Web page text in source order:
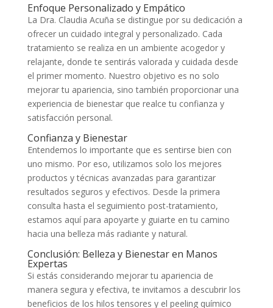
Enfoque Personalizado y Empático
La Dra. Claudia Acuña se distingue por su dedicación a
ofrecer un cuidado integral y personalizado. Cada
tratamiento se realiza en un ambiente acogedor y
relajante, donde te sentirás valorada y cuidada desde
el primer momento. Nuestro objetivo es no solo
mejorar tu apariencia, sino también proporcionar una
experiencia de bienestar que realce tu confianza y
satisfacción personal.
Confianza y Bienestar
Entendemos lo importante que es sentirse bien con
uno mismo. Por eso, utilizamos solo los mejores
productos y técnicas avanzadas para garantizar
resultados seguros y efectivos. Desde la primera
consulta hasta el seguimiento post-tratamiento,
estamos aquí para apoyarte y guiarte en tu camino
hacia una belleza más radiante y natural.
Conclusión: Belleza y Bienestar en Manos
Expertas
Si estás considerando mejorar tu apariencia de
manera segura y efectiva, te invitamos a descubrir los
beneficios de los hilos tensores y el peeling químico